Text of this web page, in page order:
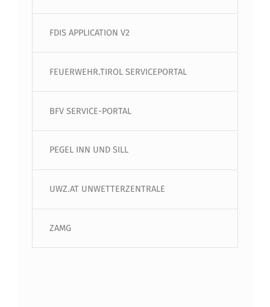
FDIS APPLICATION V2
FEUERWEHR.TIROL SERVICEPORTAL
BFV SERVICE-PORTAL
PEGEL INN UND SILL
UWZ.AT UNWETTERZENTRALE
ZAMG